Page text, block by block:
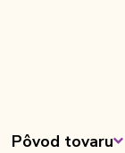
Pôvod tovaru